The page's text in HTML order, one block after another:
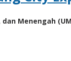
Menengah